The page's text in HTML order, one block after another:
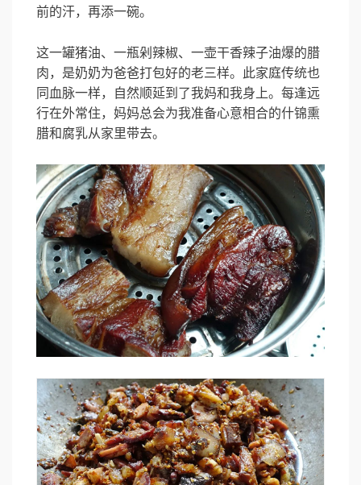
前的汗，再添一碗。
这一罐猪油、一瓶剁辣椒、一壶干香辣子油爆的腊
肉，是奶奶为爸爸打包好的老三样。此家庭传统也
同血脉一样，自然顺延到了我妈和我身上。每逢远
行在外常住，妈妈总会为我准备心意相合的什锦熏
腊和腐乳从家里带去。